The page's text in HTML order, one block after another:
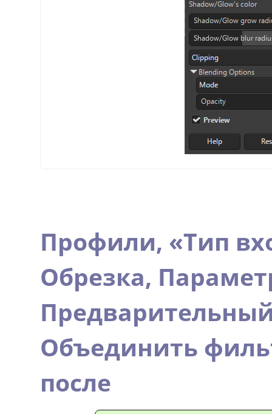
Профили, «Тип
Обрезка,
Объединить
после